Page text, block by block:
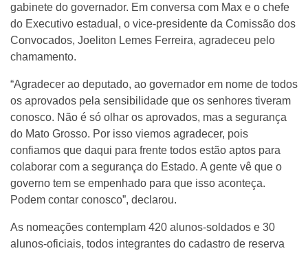
gabinete do governador. Em conversa com Max e o chefe
do Executivo estadual, o vice-presidente da Comissão dos
Convocados, Joeliton Lemes Ferreira, agradeceu pelo
chamamento.
“Agradecer ao deputado, ao governador em nome de todos
os aprovados pela sensibilidade que os senhores tiveram
conosco. Não é só olhar os aprovados, mas a segurança
do Mato Grosso. Por isso viemos agradecer, pois
confiamos que daqui para frente todos estão aptos para
colaborar com a segurança do Estado. A gente vê que o
governo tem se empenhado para que isso aconteça.
Podem contar conosco”, declarou.
As nomeações contemplam 420 alunos-soldados e 30
alunos-oficiais, todos integrantes do cadastro de reserva